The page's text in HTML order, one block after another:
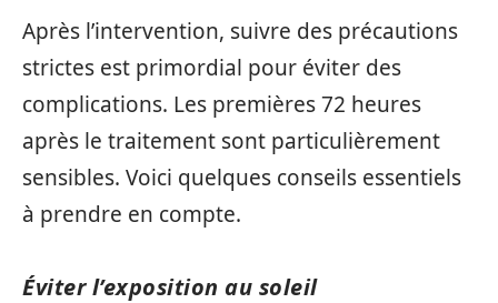
Après l’intervention, suivre des précautions
strictes est primordial pour éviter des
complications. Les premières 72 heures
après le traitement sont particulièrement
sensibles. Voici quelques conseils essentiels
à prendre en compte.
Éviter l’exposition au soleil